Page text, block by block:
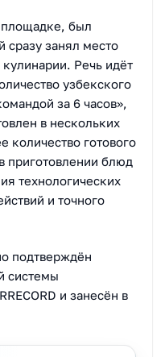
был
сразу занял место
Речь идёт
узбекского
за 6 часов»,
в нескольких
количество готового
блюд
технологических
и точного
подтверждён
системы
и занесён в